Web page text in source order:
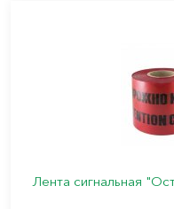
Лента сигнальная